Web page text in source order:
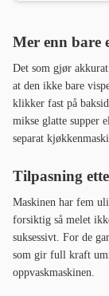
Mer enn bare
Det som gjør
at den ikke bare
klikker fast på
mikse glatte supper
separat
Tilpasning
Maskinen har fem
forsiktig så melet
suksessivt. For de
som gir full kraft
oppvaskmaskinen.